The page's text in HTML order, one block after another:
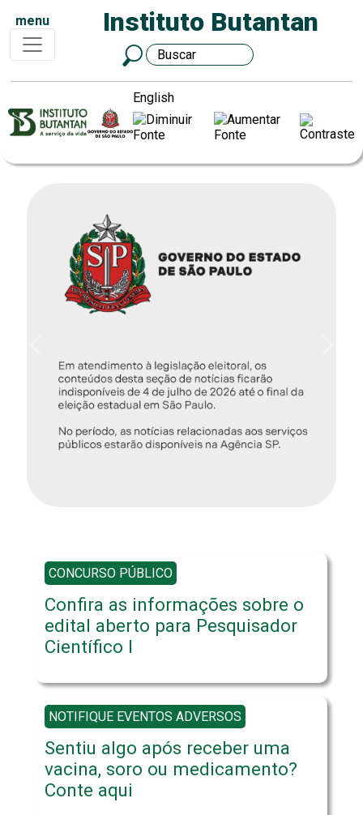
menu Instituto Butantan
English
CONCURSO PÚBLICO
Confira as informações sobre o
edital aberto para Pesquisador
Científico I
NOTIFIQUE EVENTOS ADVERSOS
Sentiu algo após receber uma
vacina, soro ou medicamento?
Conte aqui